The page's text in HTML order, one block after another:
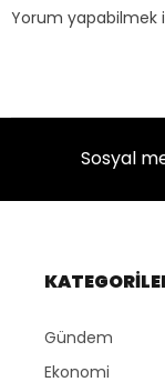
Yorum yapabilmek
Sosyal
Gündem
Ekonomi